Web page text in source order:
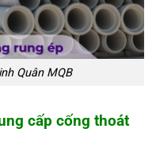
Quân MQB
cấp cống thoát